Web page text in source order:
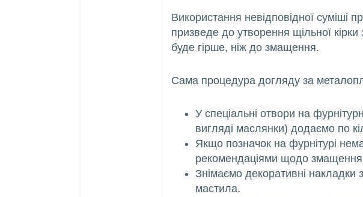
Використання невідповідної суміші
призведе до утворення щільної
буде гірше, ніж до змащення.
Сама процедура догляду за
У спеціальні отвори на
вигляді маслянки) додаємо по
Якщо позначок на фурнітурі
рекомендаціями щодо змащення
Знімаємо декоративні накладки
мастила.